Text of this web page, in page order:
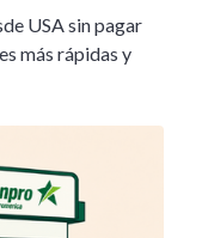
USA sin pagar
más rápidas y